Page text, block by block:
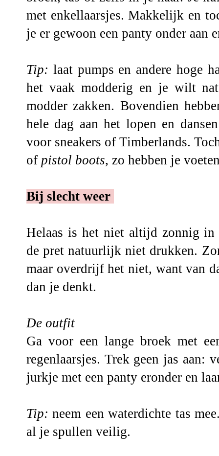
met enkellaarsjes. Makkelijk en
je er gewoon een panty onder aan
Tip: laat pumps en andere hoge
het vaak modderig en je wilt
modder zakken. Bovendien
hele dag aan het lopen en
voor sneakers of Timberlands.
of pistol boots, zo hebben je
Bij slecht weer
Helaas is het niet altijd zonnig in
de pret natuurlijk niet drukken.
maar overdrijf het niet, want van
dan je denkt.
De outfit
Ga voor een lange broek met
regenlaarsjes. Trek geen jas aan:
jurkje met een panty eronder en
Tip:neem een waterdichte tas
al je spullen veilig.